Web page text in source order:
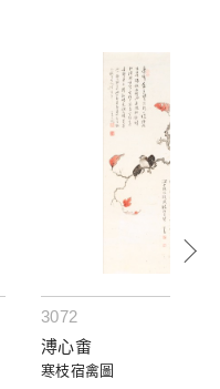
3072
溥心畬
寒枝宿禽圖